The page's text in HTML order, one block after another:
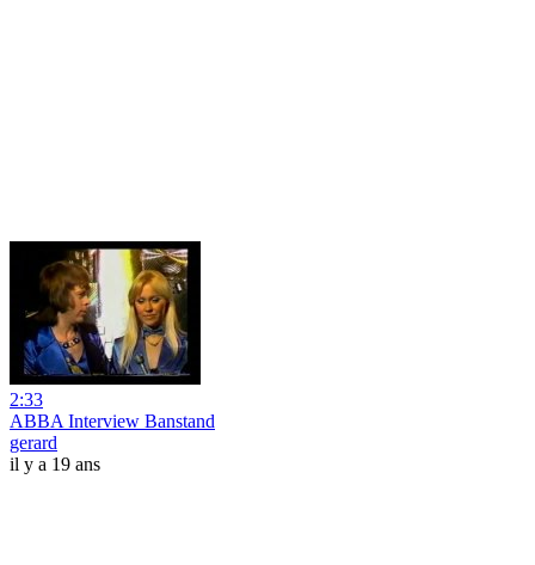
2:33
ABBA Interview Banstand
gerard
il y a 19 ans